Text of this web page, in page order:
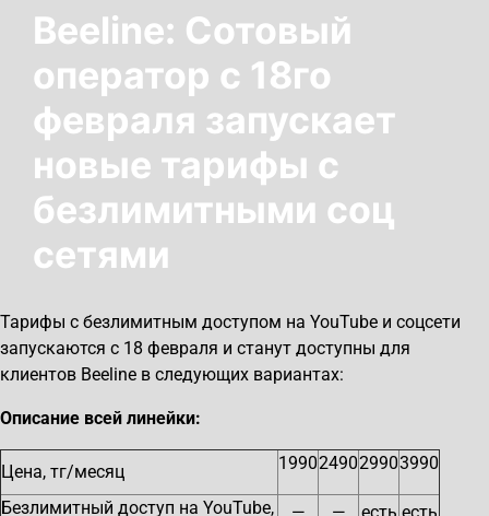
Beeline: Сотовый
оператор с 18го
февраля запускает
новые тарифы с
безлимитными соц
сетями
Тарифы с безлимитным доступом на YouTube и соцсети
запускаются с 18 февраля и станут доступны для
клиентов Beeline в следующих вариантах:
Описание всей линейки:
Цена, тг/месяц 1990249029903990
Безлимитный доступ на YouTube,